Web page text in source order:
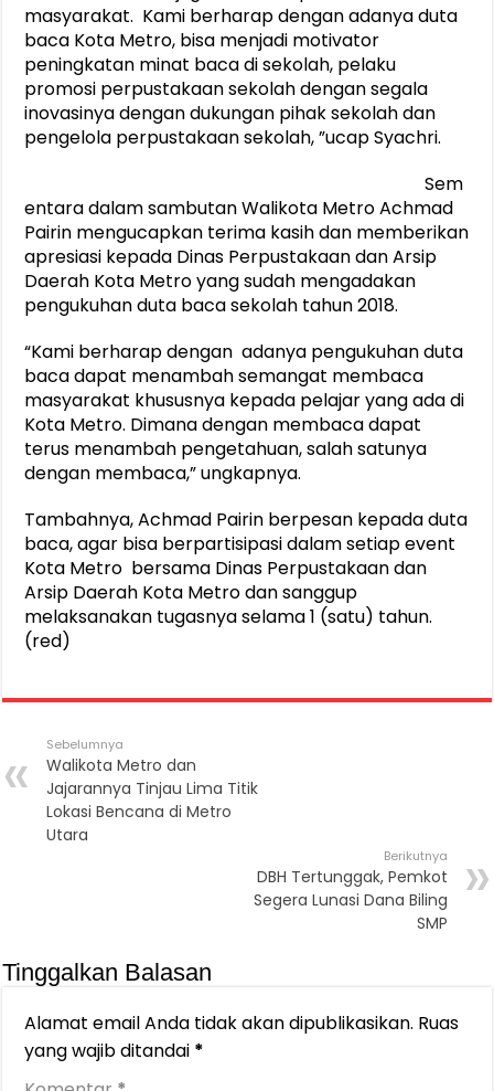
masyarakat. Kami berharap dengan adanya duta
baca Kota Metro, bisa menjadi motivator
peningkatan minat baca di sekolah, pelaku
promosi perpustakaan sekolah dengan segala
inovasinya dengan dukungan pihak sekolah dan
pengelola perpustakaan sekolah, ”ucap Syachri.
Sem
entara dalam sambutan Walikota Metro Achmad
Pairin mengucapkan terima kasih dan memberikan
apresiasi kepada Dinas Perpustakaan dan Arsip
Daerah Kota Metro yang sudah mengadakan
pengukuhan duta baca sekolah tahun 2018.
“Kami berharap dengan adanya pengukuhan duta
baca dapat menambah semangat membaca
masyarakat khususnya kepada pelajar yang ada di
Kota Metro. Dimana dengan membaca dapat
terus menambah pengetahuan, salah satunya
dengan membaca,” ungkapnya.
Tambahnya, Achmad Pairin berpesan kepada duta
baca, agar bisa berpartisipasi dalam setiap event
Kota Metro bersama Dinas Perpustakaan dan
Arsip Daerah Kota Metro dan sanggup
melaksanakan tugasnya selama 1 (satu) tahun.
(red)
Sebelumnya
Walikota Metro dan
Jajarannya Tinjau Lima Titik
Lokasi Bencana di Metro
Utara
Berikutnya
DBH Tertunggak, Pemkot
Segera Lunasi Dana Biling
SMP
Tinggalkan Balasan
Alamat email Anda tidak akan dipublikasikan. Ruas
yang wajib ditandai *